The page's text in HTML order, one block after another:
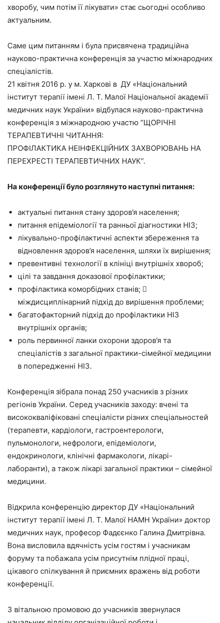
хворобу, чим потім її лікувати» стає сьогодні особливо
актуальним.
Саме цим питанням і була присвячена традиційна
науково-практична конференція за участю міжнародних
спеціалістів.
21 квітня 2016 р. у м. Харкові в ДУ «Національний
інститут терапії імені Л. Т. Малої Національної академії
медичних наук України» відбулася науково-практична
конференція з міжнародною участю “ЩОРІЧНІ
ТЕРАПЕВТИЧНІ ЧИТАННЯ:
ПРОФІЛАКТИКА НЕІНФЕКЦІЙНИХ ЗАХВОРЮВАНЬ НА
ПЕРЕХРЕСТІ ТЕРАПЕВТИЧНИХ НАУК”.
На конференції було розглянуто наступні питання:
актуальні питання стану здоров’я населення;
питання епідеміології та ранньої діагностики НІЗ;
лікувально-профілактичні аспекти збереження та
відновлення здоров’я населення, шляхи їх вирішення;
превентивні технології в клініці внутрішніх хвороб;
цілі та завдання доказової профілактики;
профілактика коморбідних станів; 
міждисциплінарний підхід до вирішення проблеми;
багатофакторний підхід до профілактики НІЗ
внутрішніх органів;
роль первинної ланки охорони здоров’я та
спеціалістів з загальної практики-сімейної медицини
в попередженні НІЗ.
Конференція зібрала понад 250 учасників з різних
регіонів України. Серед учасників заходу: вчені та
висококваліфіковані спеціалісти різних спеціальностей
(терапевти, кардіологи, гастроентерологи,
пульмонологи, нефрологи, епідеміологи,
ендокринологи, клінічні фармакологи, лікарі-
лаборанти), а також лікарі загальної практики – сімейної
медицини.
Відкрила конференцію директор ДУ «Національний
інститут терапії імені Л. Т. Малої НАМН України» доктор
медичних наук, професор Фадєєнко Галина Дмитрівна.
Вона висловила вдячність усім гостям і учасникам
форуму та побажала усім присутнім плідної праці,
цікавого спілкування й приємних вражень від роботи
конференції.
З вітальною промовою до учасників звернулася